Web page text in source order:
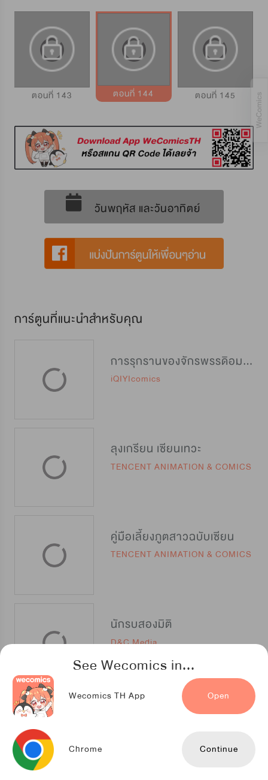
See Wecomics in...
Wecomics TH App Open
Chrome Continue
ตอนที่ 143 ตอนที่ 144 ตอนที่ 145
วันพฤหัส และวันอาทิตย์
การ์ตูนที่แนะนำสำหรับคุณ
การรุกรานของจักรพรรดิอมตะ
iQIYIcomics
ลุงเกรียน เซียนเทวะ
TENCENT ANIMATION & COMICS
คู่มือเลี้ยงภูตสาวฉบับเซียน
TENCENT ANIMATION & COMICS
นักรบสองมิติ
D&C Media
ติดวันเดิมมาแสนปี พอกันทีข้าขอเทพ